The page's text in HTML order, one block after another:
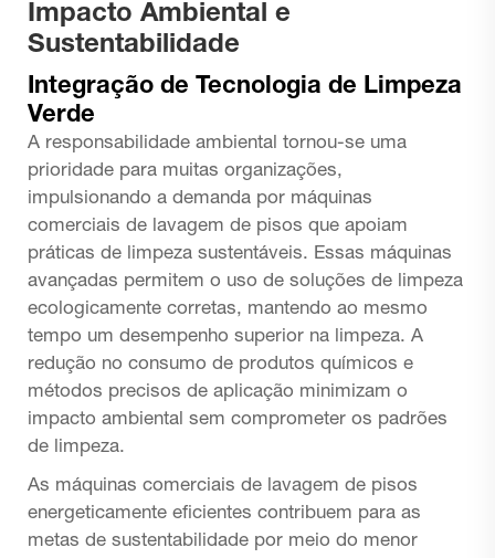
Impacto Ambiental e
Sustentabilidade
Integração de Tecnologia de Limpeza
Verde
A responsabilidade ambiental tornou-se uma
prioridade para muitas organizações,
impulsionando a demanda por máquinas
comerciais de lavagem de pisos que apoiam
práticas de limpeza sustentáveis. Essas máquinas
avançadas permitem o uso de soluções de limpeza
ecologicamente corretas, mantendo ao mesmo
tempo um desempenho superior na limpeza. A
redução no consumo de produtos químicos e
métodos precisos de aplicação minimizam o
impacto ambiental sem comprometer os padrões
de limpeza.
As máquinas comerciais de lavagem de pisos
energeticamente eficientes contribuem para as
metas de sustentabilidade por meio do menor